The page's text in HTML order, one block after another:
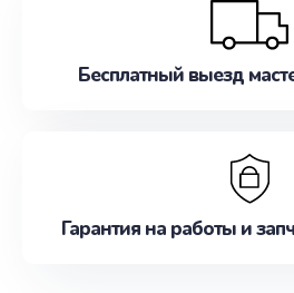
Бесплатный выезд
Гарантия на работы и